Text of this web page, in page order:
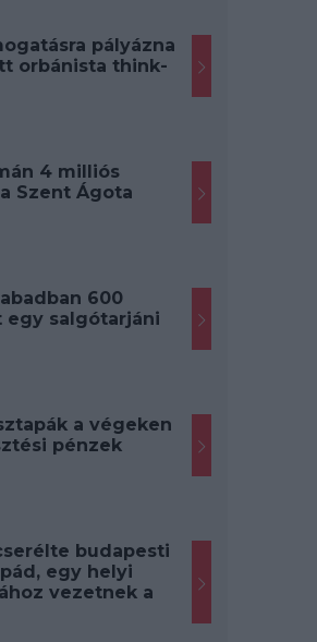
pályázna
orbánista think-
4 milliós
Szent Ágota
600
salgótarjáni
a végeken
pénzek
budapesti
egy helyi
vezetnek a